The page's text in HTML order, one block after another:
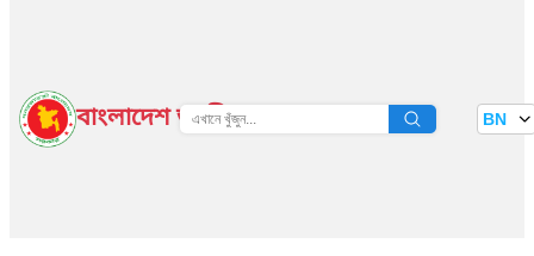
বাংলাদেশ জাতীয় তথ্য বাতায়ন BN